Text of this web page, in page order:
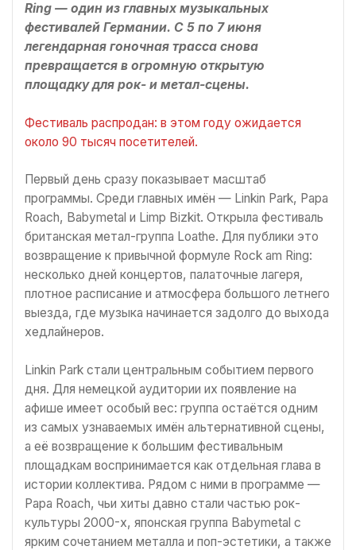
Ring — один из главных музыкальных
фестивалей Германии. С 5 по 7 июня
легендарная гоночная трасса снова
превращается в огромную открытую
площадку для рок- и метал-сцены.
Фестиваль распродан: в этом году ожидается
около 90 тысяч посетителей.
Первый день сразу показывает масштаб
программы. Среди главных имён — Linkin Park, Papa
Roach, Babymetal и Limp Bizkit. Открыла фестиваль
британская метал-группа Loathe. Для публики это
возвращение к привычной формуле Rock am Ring:
несколько дней концертов, палаточные лагеря,
плотное расписание и атмосфера большого летнего
выезда, где музыка начинается задолго до выхода
хедлайнеров.
Linkin Park стали центральным событием первого
дня. Для немецкой аудитории их появление на
афише имеет особый вес: группа остаётся одним
из самых узнаваемых имён альтернативной сцены,
а её возвращение к большим фестивальным
площадкам воспринимается как отдельная глава в
истории коллектива. Рядом с ними в программе —
Papa Roach, чьи хиты давно стали частью рок-
культуры 2000-х, японская группа Babymetal с
ярким сочетанием металла и поп-эстетики, а также